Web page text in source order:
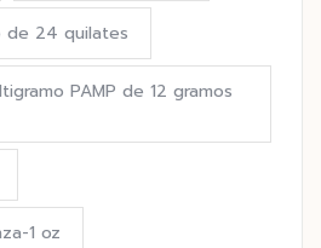
24 quilates
PAMP de 12 gramos
1 oz